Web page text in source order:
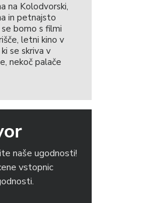
na Kolodvorski,
in petnajsto
bomo s filmi
letni kino v
se skriva v
nekoč palače
naše ugodnosti!
vstopnic